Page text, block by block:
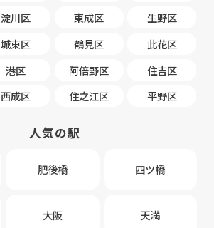
淀川区 東成区
生野区
城東区 鶴見区
此花区
港区 阿倍野区
住吉区
西成区 住之江区 平野区
人気の駅
肥後橋 四ツ橋
大阪 天満